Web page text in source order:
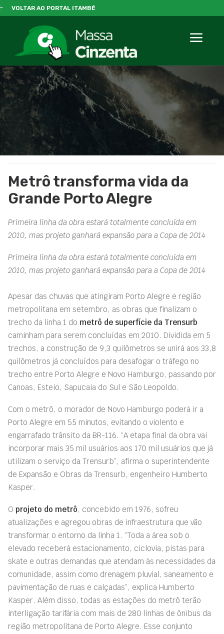
VOLTAR AO PORTAL ITAMBÉ
Metrô transforma vida da
Grande Porto Alegre
Primeira linha da obra estará totalmente concluída em
2010, mas projeto ganhará expansão para a Copa de 2014
Primeira linha da obra estará totalmente concluída em
2010, mas projeto ganhará expansão para a Copa de 2014
Apesar das chuvas que atingiram Porto Alegre e região
metropolitana em setembro, as obras que finalizam o
trecho da linha 1 do metrô de superfície da Trensurb
caminham para serem concluídas em 2010. Dividida em 5
trechos, a construção de 9,3 quilômetros se unirá aos 33,8
quilômetros já concluídos para desafogar o tráfego no
trecho entre Porto Alegre e Novo Hamburgo, passando por
Canoas, Esteio, Sapucaia do Sul e São Leopoldo.
Com o metrô, o morador de Novo Hamburgo poderá ir a
Porto Alegre em 55 minutos, evitando o violento e
engarrafado trânsito da BR-116. “A etapa final da obra vai
incorporar mais 35 mil usuários aos 170 mil usuários que já
utilizam o serviço da Trensurb”, afirma o superintendente
de Expansão e Obras da Trensurb, engenheiro Humberto
Kasper.
O projeto do metrô, concebido em 1976, sofreu
atualizações e agregou obras de infraestrutura que vão
transformar o entorno da linha 1. “Toda a área sob o
elevado receberá estacionamento, ciclovia, pistas para
skate e outras demandas que atendam às necessidades da
comunidade, assim como drenagem pluvial, saneamento e
pavimentação de ruas e calçadas”, explica Humberto
Kasper. Além disso, todas as estações do metrô terão
interligação tarifária com mais de 280 linhas de ônibus da
região metropolitana de Porto Alegre. Esse conjunto